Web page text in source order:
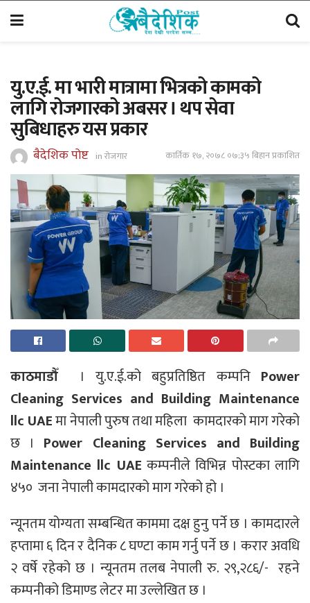
यु.ए.ई. मा भारी मात्रामा भित्रको कामको
लागि रोजगारको अबसर । थप सेवा
सुबिधाहरु यस प्रकार
बैदेशिक पोष्ट inरोजगार कार्तिक १७, २०७८ ०७;३५ बिहान प्रकाशित
काठमाडौँ । यु.ए.ई.को बहुप्रतिष्ठित कम्पनि Power
Cleaning Services and Building Maintenance
llc UAEमा नेपाली पुरुष तथा महिला कामदारको माग गरेको
छ । Power Cleaning Services and Building
Maintenance llc UAE कम्पनीले विभिन्न पोस्टका लागि
४५० जना नेपाली कामदारको माग गरेको हो ।
न्यूनतम योग्यता सम्बन्धित काममा दक्ष हुनु पर्ने छ । कामदारले
हप्तामा ६ दिन र दैनिक ८ घण्टा काम गर्नु पर्ने छ । करार अवधि
२ वर्षे रहेको छ । न्यूनतम तलब नेपाली रु. २९,२८६/- रहने
कम्पनीको डिमाण्ड लेटर मा उल्लेखित छ ।